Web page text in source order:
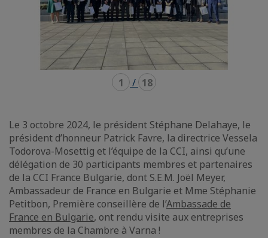
1 / 18
Le 3 octobre 2024, le président Stéphane Delahaye, le
président d’honneur Patrick Favre, la directrice Vessela
Todorova-Mosettig et l’équipe de la CCI, ainsi qu’une
délégation de 30 participants membres et partenaires
de la CCI France Bulgarie, dont S.E.M. Joël Meyer,
Ambassadeur de France en Bulgarie et Mme Stéphanie
Petitbon, Première conseillère de l’Ambassade de
France en Bulgarie, ont rendu visite aux entreprises
membres de la Chambre à Varna !